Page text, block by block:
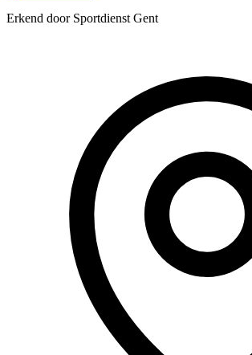
Erkend door Sportdienst Gent